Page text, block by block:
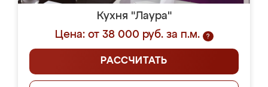
Кухня "Лаура"
Цена: от 38 000 руб. за п.м.
?
РАССЧИТАТЬ